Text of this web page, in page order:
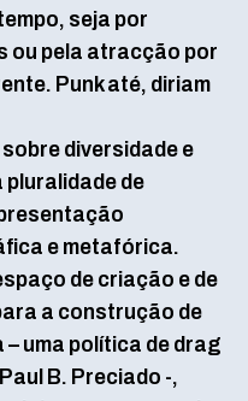
seja por
ou pela atracção por
Punk até, diriam
diversidade e
de
e metafórica.
de criação e de
a construção de
uma política de drag
B. Preciado -,